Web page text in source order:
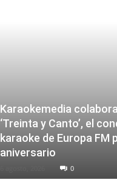
Karaokemedia
‘Treinta y Canto’, el
karaoke de Europa FM
aniversario
0